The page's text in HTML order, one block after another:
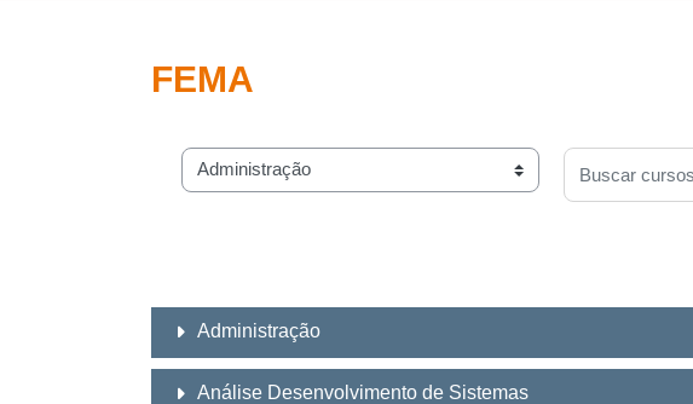
FEMA
Categorias de Cursos
Buscar cursos
Administração
Análise Desenvolvimento de Sistemas